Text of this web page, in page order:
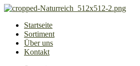
Zum
springenStartseite
Sortiment
Über uns
Kontakt